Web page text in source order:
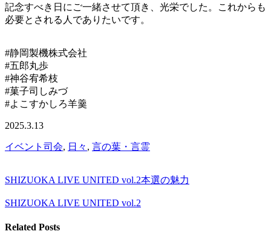
記念すべき日にご一緒させて頂き、光栄でした。これからも
必要とされる人でありたいです。
#静岡製機株式会社
#五郎丸歩
#神谷宥希枝
#菓子司しみづ
#よこすかしろ羊羹
2025.3.13
イベント司会, 日々 , 言の葉・言霊
SHIZUOKA LIVE UNITED vol.2本選の魅力
SHIZUOKA LIVE UNITED vol.2
Related Posts